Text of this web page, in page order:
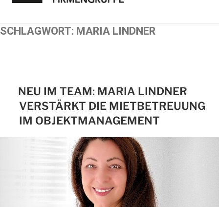
SCHLAGWORT: MARIA LINDNER
NEU IM TEAM: MARIA LINDNER
VERSTÄRKT DIE MIETBETREUUNG
IM OBJEKTMANAGEMENT